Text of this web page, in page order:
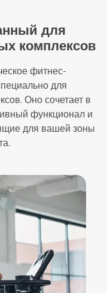
для
комплексов
фитнес-
для
Оно сочетает в
функционал и
для вашей зоны